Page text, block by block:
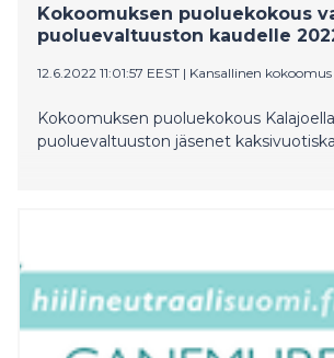
Kokoomuksen puoluekokous
puoluevaltuuston kaudelle
12.6.2022 11:01:57 EEST | Kansallinen kokoomus
Kokoomuksen puoluekokous
puoluevaltuuston jäsenet